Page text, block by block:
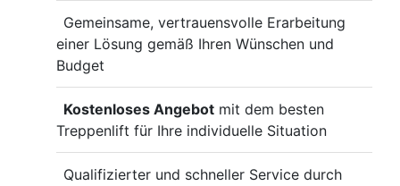
Gemeinsame, vertrauensvolle Erarbeitung
einer Lösung gemäß Ihren Wünschen und
Budget
Kostenloses Angebot mit dem besten
Treppenlift für Ihre individuelle Situation
Qualifizierter und schneller Service durch